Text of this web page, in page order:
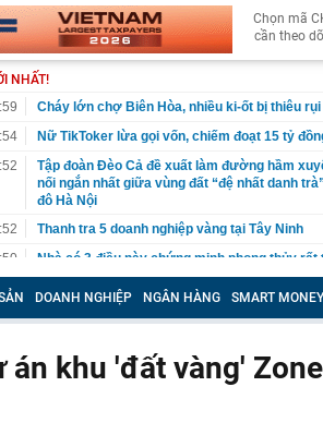
Chọn mã
cần theo
NHẤT!
Cháy lớn chợ Biên Hòa, nhiều ki-ốt bị thiêu rụi
Nữ TikToker lừa gọi vốn, chiếm đoạt 15 tỷ
Tập đoàn Đèo Cả đề xuất làm đường hầm
nối ngắn nhất giữa vùng đất “đệ nhất danh
đô Hà Nội
Thanh tra 5 doanh nghiệp vàng tại Tây Ninh
Nhà có 3 điều này chứng minh phong thủy rất
Cháy lớn ở chợ Biên Hoà, cột khói đen bốc
Đề xuất đưa kim cương vào ngành nghề kinh
Quá nhanh: 10 tháng làm xong hơn 60% siêu
DOANH NGHIỆP NGÂN HÀNG SMART MONEY
khu 'đất vàng'